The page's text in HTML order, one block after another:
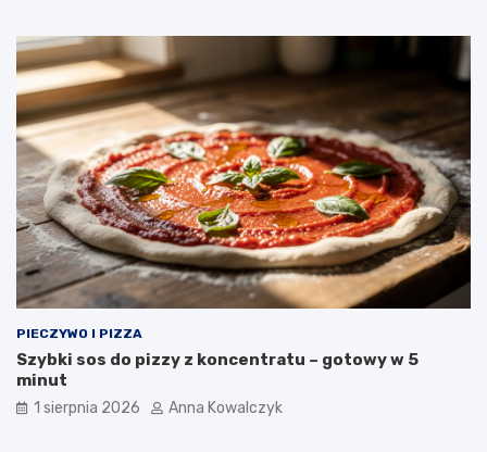
PIECZYWO I PIZZA
Szybki sos do pizzy z koncentratu – gotowy w 5
minut
1 sierpnia 2026 Anna Kowalczyk